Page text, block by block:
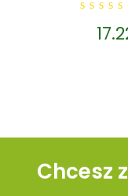
out
Chcesz